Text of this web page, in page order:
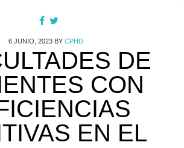
6 JUNIO, 2023 BY CPHD
DE
CON
EN EL